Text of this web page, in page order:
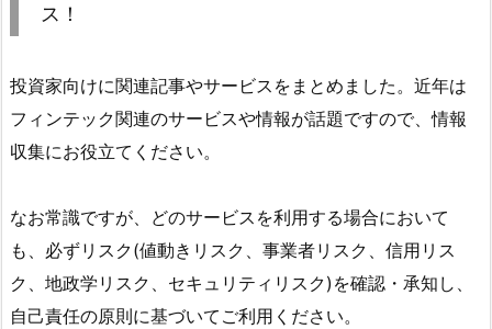
ス！
投資家向けに関連記事やサービスをまとめました。近年は
フィンテック関連のサービスや情報が話題ですので、情報
収集にお役立てください。
なお常識ですが、どのサービスを利用する場合において
も、必ずリスク(値動きリスク、事業者リスク、信用リス
ク、地政学リスク、セキュリティリスク)を確認・承知し、
自己責任の原則に基づいてご利用ください。